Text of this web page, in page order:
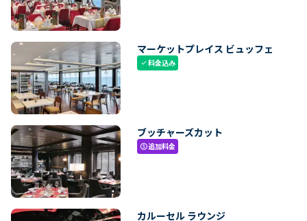
マーケットプレイス ビュッフェ
check料金込み
ブッチャーズカット
paid追加料金
カルーセル ラウンジ